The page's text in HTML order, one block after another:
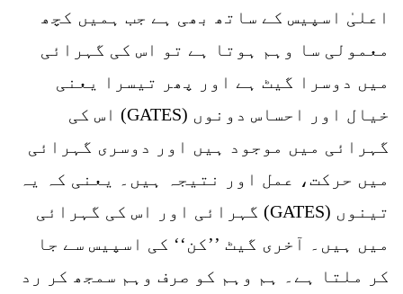
اعلیٰ اسپیس کے ساتھ بھی ہے جب ہمیں کچھ
معمولی سا وہم ہوتا ہے تو اس کی گہرائی
میں دوسرا گیٹ ہے اور پھر تیسرا یعنی
خیال اور احساس دونوں (GATES) اس کی
گہرائی میں موجود ہیں اور دوسری گہرائی
میں حرکت، عمل اور نتیجہ ہیں۔ یعنی کہ یہ
تینوں (GATES) گہرائی اور اس کی گہرائی
میں ہیں۔ آخری گیٹ ’’کن‘‘ کی اسپیس سے جا
کر ملتا ہے۔ ہم وہم کو صرف وہم سمجھ کر رد